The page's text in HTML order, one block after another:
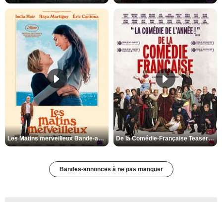
Les Matins merveilleux Bande-annonce VF De la Comédie-Française Teaser VF
Bandes-annonces à ne pas manquer